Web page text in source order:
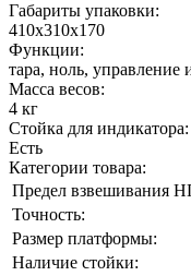
Габариты упаковки:
410х310х170
Функции:
тара, ноль,
Масса весов:
4 кг
Стойка для индикатора:
Есть
Категории товара:
Предел взвешивания
Точность:
Размер платформы:
Наличие стойки: